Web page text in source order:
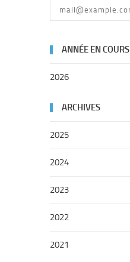
ANNÉE EN COURS
2026
ARCHIVES
2025
2024
2023
2022
2021